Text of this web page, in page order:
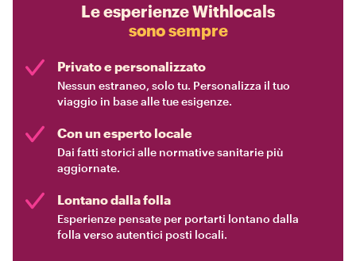
Le esperienze Withlocals
sono sempre
Privato e personalizzato
Nessun estraneo, solo tu. Personalizza il tuo
viaggio in base alle tue esigenze.
Con un esperto locale
Dai fatti storici alle normative sanitarie più
aggiornate.
Lontano dalla folla
Esperienze pensate per portarti lontano dalla
folla verso autentici posti locali.